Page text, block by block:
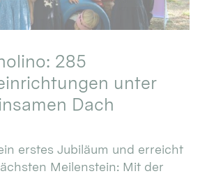
285
unter
Dach
erstes Jubiläum und erreicht
Meilenstein: Mit der